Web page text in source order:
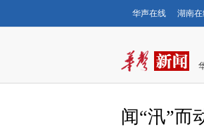
华声在线 湖南
闻“汛”而